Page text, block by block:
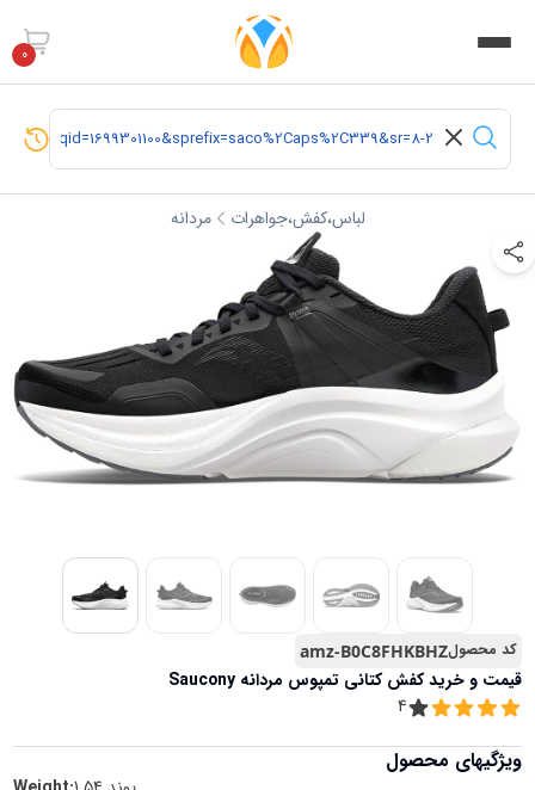
0
لباس،کفش،جواهرات مردانه
کد محصولamz-B0C8FHKBHZ
قیمت و خریدکفش کتانی تمپوس مردانه Saucony
4
ویژگیهای محصول